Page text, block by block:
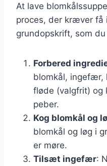
At lave
proces, der kræver få
grundopskrift, som
Forbered
blomkål, ingefær,
fløde (valgfrit) og
peber.
Kog blomkål og
blomkål og løg i
er møre.
Tilsæt ingefær: